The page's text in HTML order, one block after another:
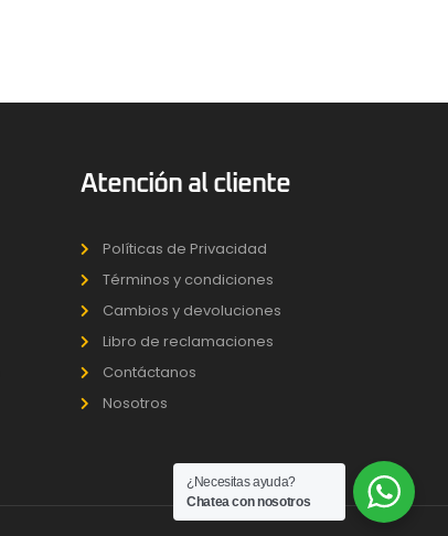
Atención al cliente
Políticas de Privacidad
Términos y condiciones
Cambios y devoluciones
Libro de reclamaciones
Contáctanos
Nosotros
¿Necesitas ayuda?
Chatea con nosotros